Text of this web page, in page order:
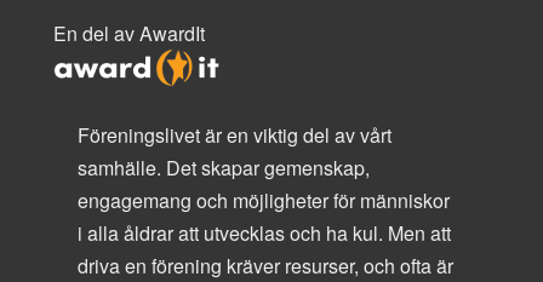
En del av AwardIt
Föreningslivet är en viktig del av vårt
samhälle. Det skapar gemenskap,
engagemang och möjligheter för människor
i alla åldrar att utvecklas och ha kul. Men att
driva en förening kräver resurser, och ofta är